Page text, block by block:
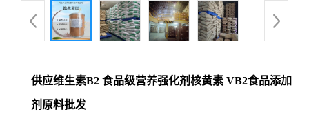
供应维生素B2 食品级营养强化剂核黄素 VB2食品添加
剂原料批发